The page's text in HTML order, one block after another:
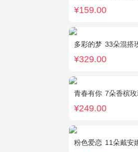
¥159.00
多彩的梦 33朵混搭玫瑰
¥329.00
青春有你 7朵香槟玫瑰，
¥249.00
粉色爱恋 11朵戴安